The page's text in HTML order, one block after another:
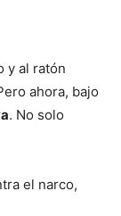
y al ratón
ahora, bajo
. No solo
el narco,